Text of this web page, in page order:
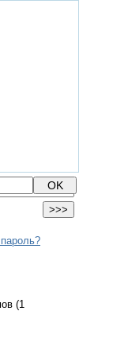
(1